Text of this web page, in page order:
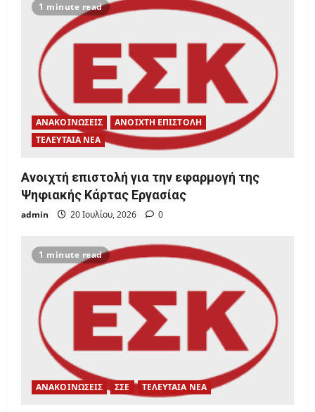
o
n
1 minute read
ΑΝΑΚΟΙΝΩΣΕΙΣ
ΑΝΟΙΧΤΗ ΕΠΙΣΤΟΛΗ
ΤΕΛΕΥΤΑΙΑ ΝΕΑ
Ανοιχτή επιστολή για την εφαρμογή της
Ψηφιακής Κάρτας Εργασίας
admin 20 Ιουλίου, 2026 0
1 minute read
ΑΝΑΚΟΙΝΩΣΕΙΣ ΣΣΕ ΤΕΛΕΥΤΑΙΑ ΝΕΑ